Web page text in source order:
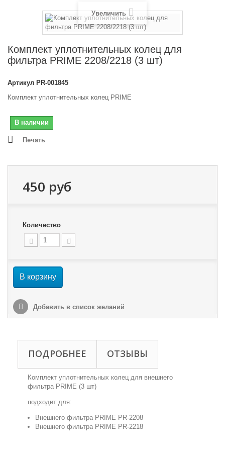
Увеличить
Комплект уплотнительных колец для
фильтра PRIME 2208/2218 (3 шт)
Артикул PR-001845
Комплект уплотнительных колец PRIME
В наличии
Печать
450 руб
Количество
В корзину
Добавить в список желаний
ПОДРОБНЕЕ ОТЗЫВЫ
Комплект уплотнительных колец для внешнего
фильтра PRIME (3 шт)
подходит для:
Внешнего фильтра PRIME PR-2208
Внешнего фильтра PRIME PR-2218